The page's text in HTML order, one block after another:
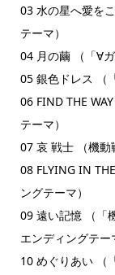
03 水の星へ愛を
テーマ）
04 月の繭 （「∀
05 銀色ドレス （
06 FIND THE
テーマ）
07 哀 戦士 （機動
08 FLYING IN
ングテーマ）
09 遠い記憶 （「
エンディングテー
10 めぐりあい （